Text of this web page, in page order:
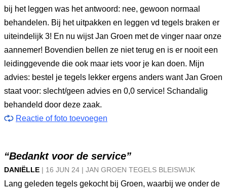
bij het leggen was het antwoord: nee, gewoon normaal
behandelen. Bij het uitpakken en leggen vd tegels braken er
uiteindelijk 3! En nu wijst Jan Groen met de vinger naar onze
aannemer! Bovendien bellen ze niet terug en is er nooit een
leidinggevende die ook maar iets voor je kan doen. Mijn
advies: bestel je tegels lekker ergens anders want Jan Groen
staat voor: slecht/geen advies en 0,0 service! Schandalig
behandeld door deze zaak.
Reactie of foto toevoegen
“Bedankt voor de service”
DANIËLLE | 16 JUN 24 | JAN GROEN TEGELS BLEISWIJK
Lang geleden tegels gekocht bij Groen, waarbij we onder de